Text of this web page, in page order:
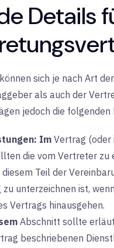
Details
sich je nach Art
als auch der
jedoch die
Im Vertrag (oder
die vom Vertreter zu
Teil der
unterzeichnen ist,
Vertrags hinausgehen.
Abschnitt sollte
beschriebenen